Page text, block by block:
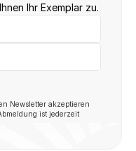
Ihr Exemplar zu.
Newsletter akzeptieren
ist jederzeit